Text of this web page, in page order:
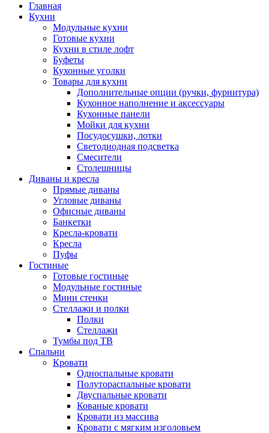
Главная
Кухни
Модульные кухни
Готовые кухни
Кухни в стиле лофт
Буфеты
Кухонные уголки
Товары для кухни
Дополнительные опции (ручки, фурнитура)
Кухонное наполнение и аксессуары
Кухонные панели
Мойки для кухни
Посудосушки, лотки
Светодиодная подсветка
Смесители
Столешницы
Диваны и кресла
Прямые диваны
Угловые диваны
Офисные диваны
Банкетки
Кресла-кровати
Кресла
Пуфы
Гостиные
Готовые гостиные
Модульные гостиные
Мини стенки
Стеллажи и полки
Полки
Стеллажи
Тумбы под ТВ
Спальни
Кровати
Односпальные кровати
Полутораспальные кровати
Двуспальные кровати
Кованые кровати
Кровати из массива
Кровати с мягким изголовьем